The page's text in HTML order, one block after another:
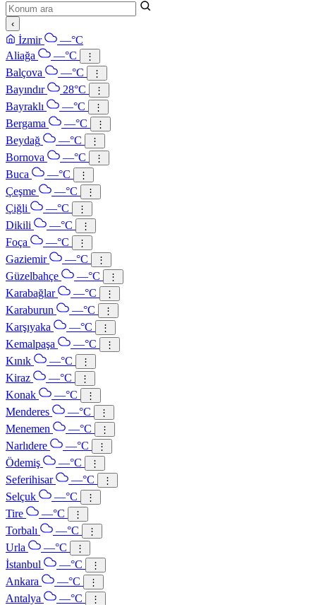
‹
İzmir
—°C
Aliağa
—°C ⋮
Balçova —°C ⋮
Bayındır 28°C ⋮
Bayraklı —°C ⋮
Bergama —°C ⋮
Beydağ —°C ⋮
Bornova —°C ⋮
Buca —°C ⋮
Çeşme —°C ⋮
Çiğli —°C ⋮
Dikili —°C ⋮
Foça —°C ⋮
Gaziemir —°C ⋮
Güzelbahçe —°C ⋮
Karabağlar —°C ⋮
Karaburun —°C ⋮
Karşıyaka —°C ⋮
Kemalpaşa —°C ⋮
Kınık —°C ⋮
Kiraz —°C ⋮
Konak —°C ⋮
Menderes —°C ⋮
Menemen —°C ⋮
Narlıdere —°C ⋮
Ödemiş —°C ⋮
Seferihisar —°C ⋮
Selçuk —°C ⋮
Tire —°C ⋮
Torbalı —°C ⋮
Urla —°C ⋮
İstanbul —°C ⋮
Ankara —°C ⋮
Antalya —°C
⋮